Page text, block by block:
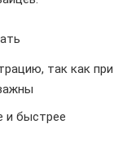
так как при
и быстрее